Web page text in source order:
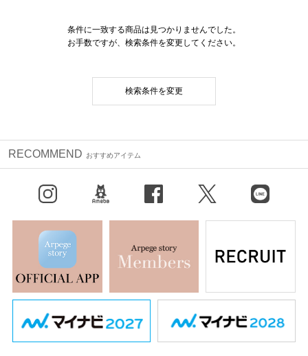
条件に一致する商品は見つかりませんでした。
お手数ですが、検索条件を変更してください。
検索条件を変更
RECOMMEND おすすめアイテム
X（旧Twitter） LINE